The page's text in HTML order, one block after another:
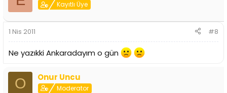
Kayıtlı Üye
1 Nis 2011 #8
Ne yazıkki Ankaradayım o gün
O Onur Uncu
Moderator